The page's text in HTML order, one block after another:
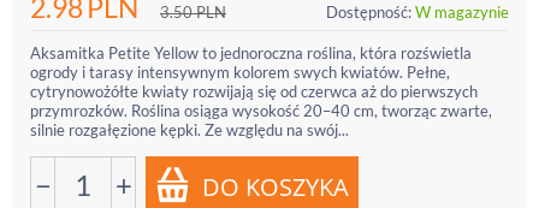
2.98PLN 3.50PLN Dostępność:W magazynie
Aksamitka Petite Yellow to jednoroczna roślina, która rozświetla
ogrody i tarasy intensywnym kolorem swych kwiatów. Pełne,
cytrynowożółte kwiaty rozwijają się od czerwca aż do pierwszych
przymrozków. Roślina osiąga wysokość 20–40 cm, tworząc zwarte,
silnie rozgałęzione kępki. Ze względu na swój...
− +